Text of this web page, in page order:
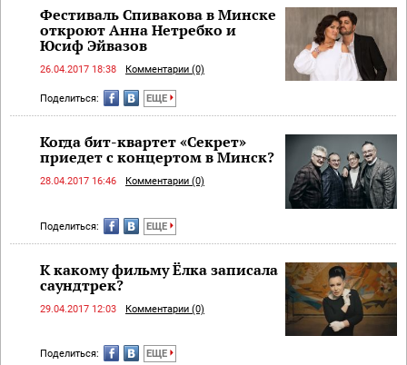
Фестиваль Спивакова в Минске
откроют Анна Нетребко и
Юсиф Эйвазов
26.04.2017 18:38 Комментарии (0)
Поделиться: ЕЩЕ
Когда бит-квартет «Секрет»
приедет с концертом в Минск?
28.04.2017 16:46 Комментарии (0)
Поделиться: ЕЩЕ
К какому фильму Ёлка записала
саундтрек?
29.04.2017 12:03 Комментарии (0)
Поделиться: ЕЩЕ